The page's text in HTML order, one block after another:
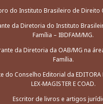
do Instituto Brasileiro de Direito
da Diretoria do Instituto
Família – IBDFAM/MG.
da Diretoria da OAB/MG na
Família.
do Conselho Editorial da EDITORA
LEX-MAGISTER E COAD.
Escritor de livros e artigos